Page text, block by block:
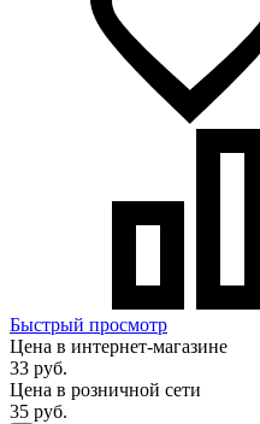
Быстрый просмотр
Цена в интернет-магазине
33 руб.
Цена в розничной сети
35 руб.